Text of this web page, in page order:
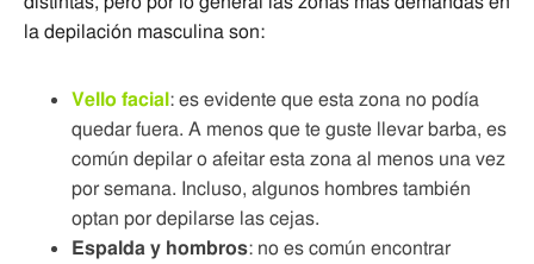
la depilación masculina son:
Vello facial: es evidente que esta zona no podía
quedar fuera. A menos que te guste llevar barba, es
común depilar o afeitar esta zona al menos una vez
por semana. Incluso, algunos hombres también
optan por depilarse las cejas.
Espalda y hombros: no es común encontrar